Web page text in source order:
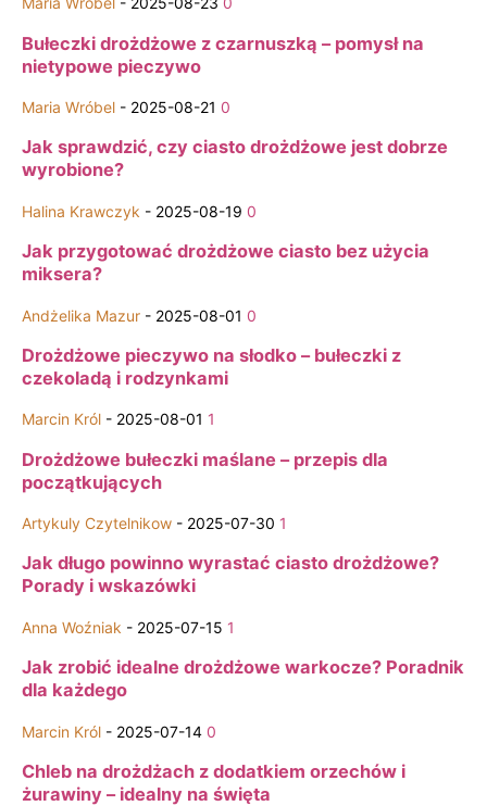
Bułeczki drożdżowe z czarnuszką – pomysł na
nietypowe pieczywo
Maria Wróbel - 2025-08-21 0
Jak sprawdzić, czy ciasto drożdżowe jest dobrze
wyrobione?
Halina Krawczyk - 2025-08-19 0
Jak przygotować drożdżowe ciasto bez użycia
miksera?
Andżelika Mazur - 2025-08-01 0
Drożdżowe pieczywo na słodko – bułeczki z
czekoladą i rodzynkami
Marcin Król - 2025-08-01 1
Drożdżowe bułeczki maślane – przepis dla
początkujących
Artykuly Czytelnikow - 2025-07-30 1
Jak długo powinno wyrastać ciasto drożdżowe?
Porady i wskazówki
Anna Woźniak - 2025-07-15 1
Jak zrobić idealne drożdżowe warkocze? Poradnik
dla każdego
Marcin Król - 2025-07-14 0
Chleb na drożdżach z dodatkiem orzechów i
żurawiny – idealny na święta